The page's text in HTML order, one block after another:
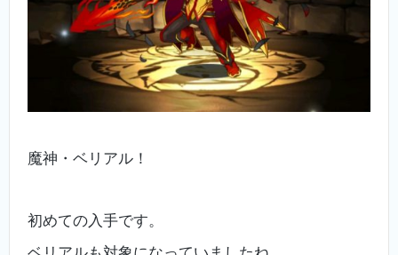
魔神・ベリアル！
初めての入手です。